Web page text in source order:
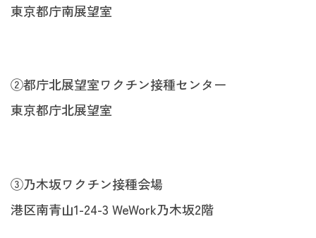
東京都庁南展望室
②都庁北展望室ワクチン接種センター
東京都庁北展望室
③乃木坂ワクチン接種会場
港区南青山1-24-3 WeWork乃木坂2階